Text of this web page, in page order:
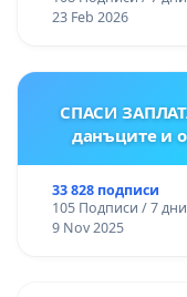
23 Feb 2026
СПАСИ
данъците и
33 828 подписи
105 Подписи / 7 дни
9 Nov 2025